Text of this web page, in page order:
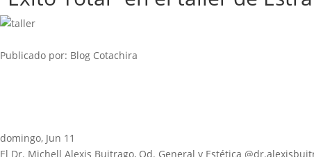
Publicado por: Blog Cotachira
domingo, Jun 11
El Dr. Michell Alexis Buitrago, Od. General y Estética